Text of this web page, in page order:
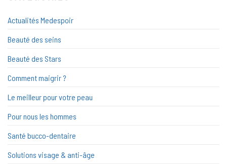
Actualités Medespoir
Beauté des seins
Beauté des Stars
Comment maigrir ?
Le meilleur pour votre peau
Pour nous les hommes
Santé bucco-dentaire
Solutions visage & anti-âge